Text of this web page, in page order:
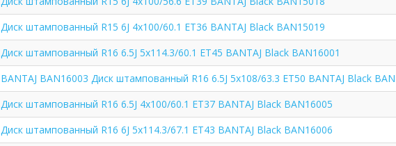
Диск штампованный R15 6J 4x100/60.1 ET36 BANTAJ Black BAN15019
Диск штампованный R16 6.5J 5x114.3/60.1 ET45 BANTAJ Black BAN16001
BANTAJ BAN16003 Диск штампованный R16 6.5J 5x108/63.3 ET50 BANTAJ Black
Диск штампованный R16 6.5J 4x100/60.1 ET37 BANTAJ Black BAN16005
Диск штампованный R16 6J 5x114.3/67.1 ET43 BANTAJ Black BAN16006